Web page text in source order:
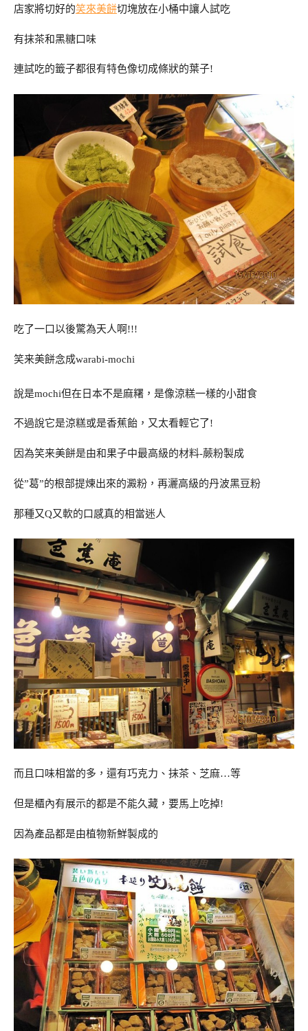
店家將切好的笑來美餅切塊放在小桶中讓人試吃
有抹茶和黑糖口味
連試吃的籤子都很有特色像切成條狀的葉子!
吃了一口以後驚為天人啊!!!
笑来美餅念成warabi-mochi
說是mochi但在日本不是麻糬，是像涼糕一樣的小甜食
不過說它是涼糕或是香蕉飴，又太看輕它了!
因為笑来美餅是由和果子中最高級的材料-蕨粉製成
從”葛”的根部提煉出來的澱粉，再灑高級的丹波黑豆粉
那種又Q又軟的口感真的相當迷人
而且口味相當的多，還有巧克力、抹茶、芝麻…等
但是櫃內有展示的都是不能久藏，要馬上吃掉!
因為產品都是由植物新鮮製成的